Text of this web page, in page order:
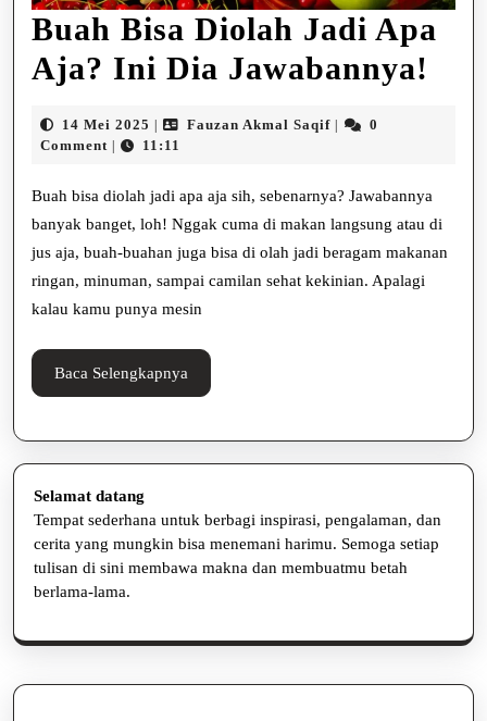
Buah Bisa Diolah Jadi Apa
Aja? Ini Dia Jawabannya!
14 Mei 2025 14
Mei
Fauzan Akmal SaqifFauzan
0
Comment
11:11
Buah bisa diolah jadi apa aja sih, sebenarnya? Jawabannya
banyak banget, loh! Nggak cuma di makan langsung atau di
jus aja, buah-buahan juga bisa di olah jadi beragam makanan
ringan, minuman, sampai camilan sehat kekinian. Apalagi
kalau kamu punya mesin
Baca Selengkapnya
Selengkapnya
Selamat datang
Tempat sederhana untuk berbagi inspirasi, pengalaman, dan
cerita yang mungkin bisa menemani harimu. Semoga setiap
tulisan di sini membawa makna dan membuatmu betah
berlama-lama.